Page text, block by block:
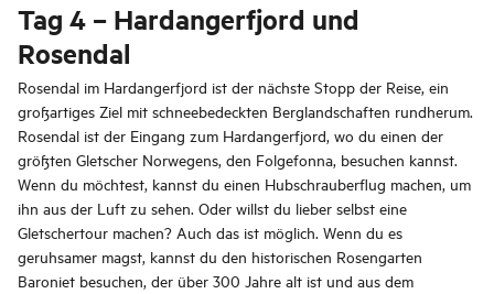
Tag 4 – Hardangerfjord und
Rosendal
Rosendal im Hardangerfjord ist der nächste Stopp der Reise, ein
großartiges Ziel mit schneebedeckten Berglandschaften rundherum.
Rosendal ist der Eingang zum Hardangerfjord, wo du einen der
größten Gletscher Norwegens, den Folgefonna, besuchen kannst.
Wenn du möchtest, kannst du einen Hubschrauberflug machen, um
ihn aus der Luft zu sehen. Oder willst du lieber selbst eine
Gletschertour machen? Auch das ist möglich. Wenn du es
geruhsamer magst, kannst du den historischen Rosengarten
Baroniet besuchen, der über 300 Jahre alt ist und aus dem